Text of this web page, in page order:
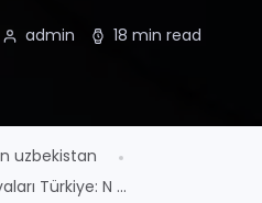
admin 18 min read
uzbekistan
Türkiye: N ...